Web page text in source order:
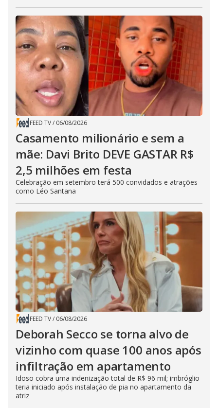
FEED TV/ 06/08/2026
Casamento milionário e sem a
mãe: Davi Brito DEVE GASTAR R$
2,5 milhões em festa
Celebração em setembro terá 500 convidados e atrações
como Léo Santana
FEED TV/ 06/08/2026
Deborah Secco se torna alvo de
vizinho com quase 100 anos após
infiltração em apartamento
Idoso cobra uma indenização total de R$ 96 mil; imbróglio
teria iniciado após instalação de pia no apartamento da
atriz